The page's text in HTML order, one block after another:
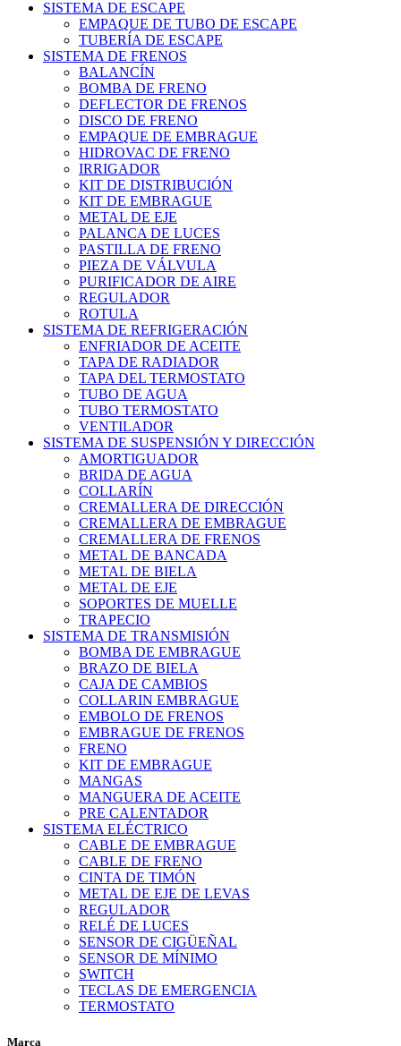
SISTEMA DE ESCAPE
EMPAQUE DE TUBO DE ESCAPE
TUBERÍA DE ESCAPE
SISTEMA DE FRENOS
BALANCÍN
BOMBA DE FRENO
DEFLECTOR DE FRENOS
DISCO DE FRENO
EMPAQUE DE EMBRAGUE
HIDROVAC DE FRENO
IRRIGADOR
KIT DE DISTRIBUCIÓN
KIT DE EMBRAGUE
METAL DE EJE
PALANCA DE LUCES
PASTILLA DE FRENO
PIEZA DE VÁLVULA
PURIFICADOR DE AIRE
REGULADOR
ROTULA
SISTEMA DE REFRIGERACIÓN
ENFRIADOR DE ACEITE
TAPA DE RADIADOR
TAPA DEL TERMOSTATO
TUBO DE AGUA
TUBO TERMOSTATO
VENTILADOR
SISTEMA DE SUSPENSIÓN Y DIRECCIÓN
AMORTIGUADOR
BRIDA DE AGUA
COLLARÍN
CREMALLERA DE DIRECCIÓN
CREMALLERA DE EMBRAGUE
CREMALLERA DE FRENOS
METAL DE BANCADA
METAL DE BIELA
METAL DE EJE
SOPORTES DE MUELLE
TRAPECIO
SISTEMA DE TRANSMISIÓN
BOMBA DE EMBRAGUE
BRAZO DE BIELA
CAJA DE CAMBIOS
COLLARIN EMBRAGUE
EMBOLO DE FRENOS
EMBRAGUE DE FRENOS
FRENO
KIT DE EMBRAGUE
MANGAS
MANGUERA DE ACEITE
PRE CALENTADOR
SISTEMA ELÉCTRICO
CABLE DE EMBRAGUE
CABLE DE FRENO
CINTA DE TIMÓN
METAL DE EJE DE LEVAS
REGULADOR
RELÉ DE LUCES
SENSOR DE CIGÜEÑAL
SENSOR DE MÍNIMO
SWITCH
TECLAS DE EMERGENCIA
TERMOSTATO
Marca